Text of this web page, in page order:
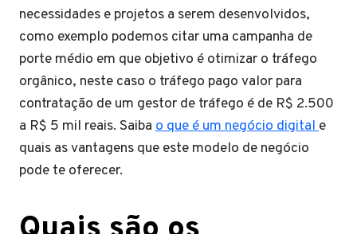
necessidades e projetos a serem desenvolvidos,
como exemplo podemos citar uma campanha de
porte médio em que objetivo é otimizar o tráfego
orgânico, neste caso o tráfego pago valor para
contratação de um gestor de tráfego é de R$ 2.500
a R$ 5 mil reais. Saiba o que é um negócio digitale
quais as vantagens que este modelo de negócio
pode te oferecer.